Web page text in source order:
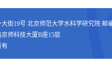
街19号 北京师范大学水科学研究院 邮
师科技大厦B座15层
有